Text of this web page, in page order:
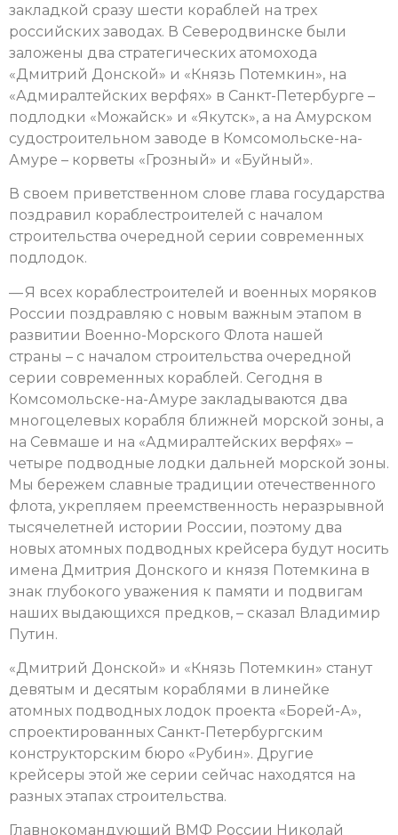
закладкой сразу шести кораблей на трех
российских заводах. В Северодвинске были
заложены два стратегических атомохода
«Дмитрий Донской» и «Князь Потемкин», на
«Адмиралтейских верфях» в Санкт-Петербурге –
подлодки «Можайск» и «Якутск», а на Амурском
судостроительном заводе в Комсомольске-на-
Амуре – корветы «Грозный» и «Буйный».
В своем приветственном слове глава государства
поздравил кораблестроителей с началом
строительства очередной серии современных
подлодок.
— Я всех кораблестроителей и военных моряков
России поздравляю с новым важным этапом в
развитии Военно-Морского Флота нашей
страны – с началом строительства очередной
серии современных кораблей. Сегодня в
Комсомольске-на-Амуре закладываются два
многоцелевых корабля ближней морской зоны, а
на Севмаше и на «Адмиралтейских верфях» –
четыре подводные лодки дальней морской зоны.
Мы бережем славные традиции отечественного
флота, укрепляем преемственность неразрывной
тысячелетней истории России, поэтому два
новых атомных подводных крейсера будут носить
имена Дмитрия Донского и князя Потемкина в
знак глубокого уважения к памяти и подвигам
наших выдающихся предков, – сказал Владимир
Путин.
«Дмитрий Донской» и «Князь Потемкин» станут
девятым и десятым кораблями в линейке
атомных подводных лодок проекта «Борей-А»,
спроектированных Санкт-Петербургским
конструкторским бюро «Рубин». Другие
крейсеры этой же серии сейчас находятся на
разных этапах строительства.
Главнокомандующий ВМФ России Николай